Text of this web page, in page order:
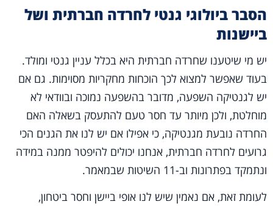
הסבר ביולוגי גנטי לחרדה חברתית ושל
ביישנות
יש מי שיטענו שחרדה חברתית היא בכלל עניין גנטי ומולד.
בעוד שאפשר למצוא לכך הוכחות מחקריות מסוימות. גם אם
יש לגנטיקה השפעה, מדובר בהשפעה נמוכה ובוודאי לא
מוחלטת, ולכן מיותר עד חסר טעם להתעסק בשאלה האם
החרדה נובעת מגנטיקה, כי אפילו אם יש לנו את הגנים הכי
גרועים לחרדה חברתית, אנחנו יכולים להיפטר ממנה במידה
ונתמקד בפתרונות וב-11 השיטות שבמאמר.
לעומת זאת, אם נאמין שיש לנו אופי ביישן וחסר ביטחון,